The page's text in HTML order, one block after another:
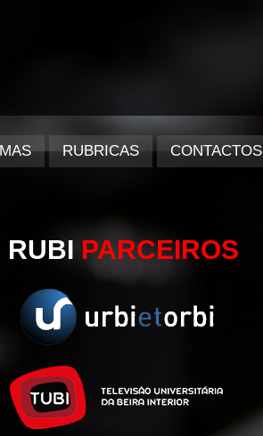
RUBRICAS CONTACTOS
RUBI PARCEIROS